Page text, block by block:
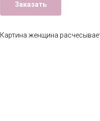
Заказать
Картина женщина